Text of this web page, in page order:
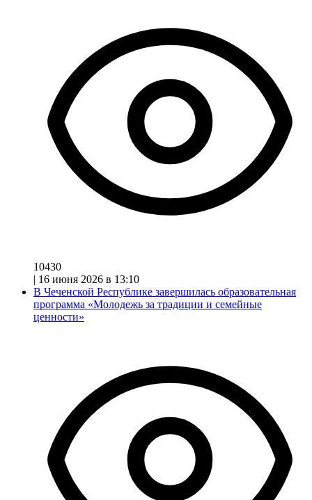
10430
| 16 июня 2026 в 13:10
В Чеченской Республике завершилась образовательная
программа «Молодежь за традиции и семейные
ценности»